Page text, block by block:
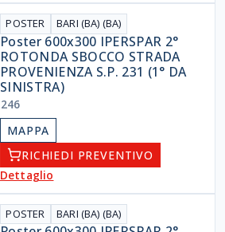
POSTER BARI (BA) (BA)
Poster 600x300 IPERSPAR 2°
ROTONDA SBOCCO STRADA
PROVENIENZA S.P. 231 (1° DA
SINISTRA)
246
MAPPA
RICHIEDI PREVENTIVO
Dettaglio
POSTER BARI (BA) (BA)